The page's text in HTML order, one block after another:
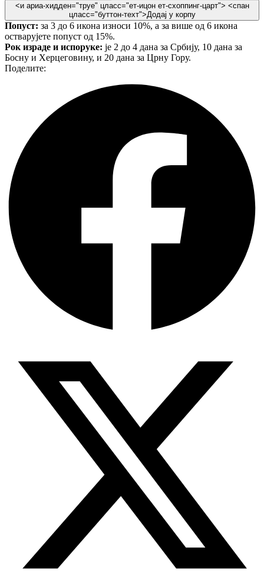
<и ариа-хидден="труе" цласс="ет-ицон ет-схоппинг-царт">
цласс="буттон-теxт">Додај у корпу
Попуст: за 3 до 6 икона износи 10%, а за више од 6 икона
остварујете попуст од 15%.
Рок израде и испоруке: је 2 до 4 дана за Србију, 10 дана за
Босну и Херцеговину, и 20 дана за Црну Гору.
Поделите: